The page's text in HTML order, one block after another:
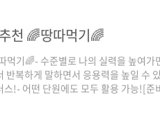
하시고, 다..
천 🌈땅따먹기🌈
먹기🌈- 수준별로 나의 실력을 높여가
복하게 말하면서 응용력을 높일 수
!- 어떤 단원에도 모두 활용 가능![준
람은 B가 된다.2. A가 대본을 읽는다